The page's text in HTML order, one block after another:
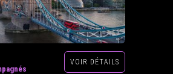
VOIR DÉTAILS